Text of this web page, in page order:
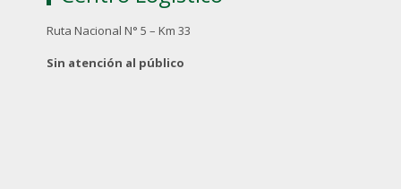
Ruta Nacional N° 5 – Km 33
Sin atención al público